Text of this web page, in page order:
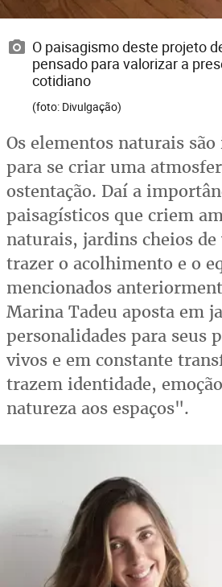
O paisagismo deste projeto
pensado para valorizar a
cotidiano
(foto: Divulgação)
Os elementos naturais
para se criar uma
ostentação. Daí a
paisagísticos que criem
naturais, jardins cheios de
trazer o acolhimento e o
mencionados
Marina Tadeu aposta em
personalidades para seus
vivos e em constante
trazem identidade,
natureza aos espaços".